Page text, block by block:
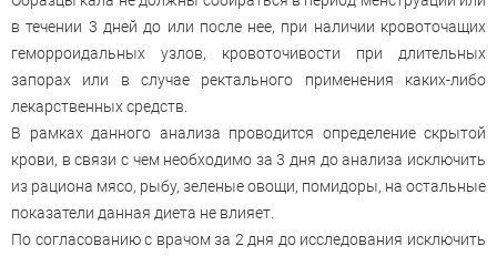
в течении 3 дней до или после нее, при наличии кровоточащих
геморроидальных узлов, кровоточивости при длительных
запорах или в случае ректального применения каких-либо
лекарственных средств.
В рамках данного анализа проводится определение скрытой
крови, в связи с чем необходимо за 3 дня до анализа исключить
из рациона мясо, рыбу, зеленые овощи, помидоры, на остальные
показатели данная диета не влияет.
По согласованию с врачом за 2 дня до исследования исключить